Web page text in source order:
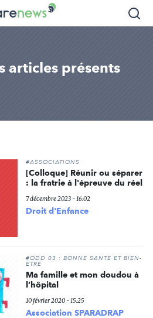
articles présents
#ASSOCIATIONS
[Colloque] Réunir ou séparer
: la fratrie à l'épreuve du réel
7 décembre 2023 - 16:02
Droit d'Enfance
#ODD 03 : BONNE SANTÉ ET BIEN-
ÊTRE
Ma famille et mon doudou à
l’hôpital
10 février 2020 - 15:25
Association SPARADRAP